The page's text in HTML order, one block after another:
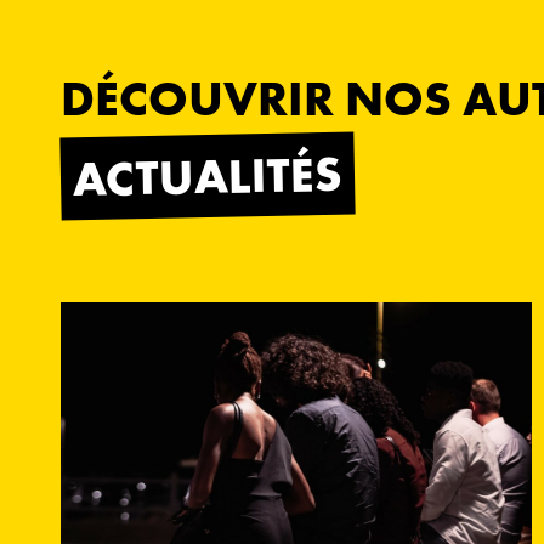
DÉCOUVRIR NOS
ACTUALITÉS